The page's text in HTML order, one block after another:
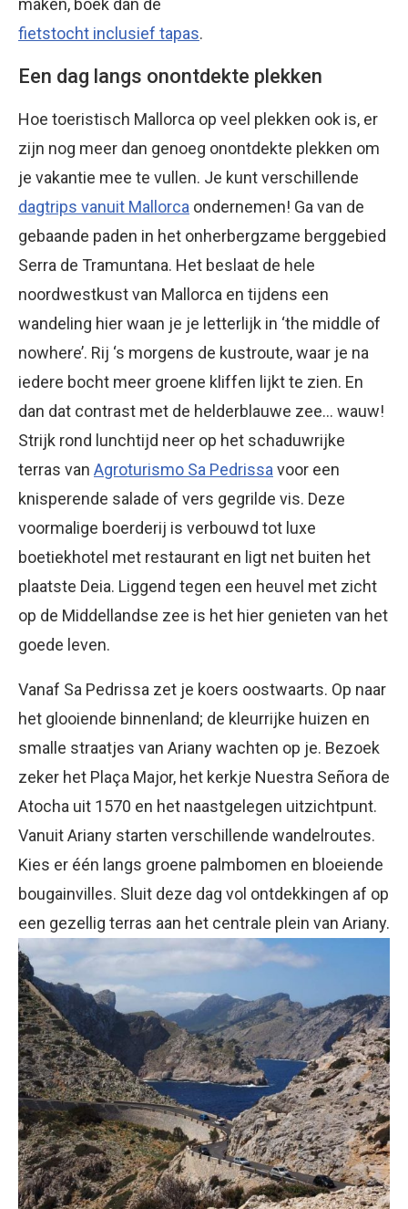
maken, boek dan de
fietstocht inclusief tapas.
Een dag langs onontdekte plekken
Hoe toeristisch Mallorca op veel plekken ook is, er
zijn nog meer dan genoeg onontdekte plekken om
je vakantie mee te vullen. Je kunt verschillende
dagtrips vanuit Mallorca ondernemen! Ga van de
gebaande paden in het onherbergzame berggebied
Serra de Tramuntana. Het beslaat de hele
noordwestkust van Mallorca en tijdens een
wandeling hier waan je je letterlijk in ‘the middle of
nowhere’. Rij ‘s morgens de kustroute, waar je na
iedere bocht meer groene kliffen lijkt te zien. En
dan dat contrast met de helderblauwe zee… wauw!
Strijk rond lunchtijd neer op het schaduwrijke
terras van Agroturismo Sa Pedrissa voor een
knisperende salade of vers gegrilde vis. Deze
voormalige boerderij is verbouwd tot luxe
boetiekhotel met restaurant en ligt net buiten het
plaatste Deia. Liggend tegen een heuvel met zicht
op de Middellandse zee is het hier genieten van het
goede leven.
Vanaf Sa Pedrissa zet je koers oostwaarts. Op naar
het glooiende binnenland; de kleurrijke huizen en
smalle straatjes van Ariany wachten op je. Bezoek
zeker het Plaça Major, het kerkje Nuestra Señora de
Atocha uit 1570 en het naastgelegen uitzichtpunt.
Vanuit Ariany starten verschillende wandelroutes.
Kies er één langs groene palmbomen en bloeiende
bougainvilles. Sluit deze dag vol ontdekkingen af op
een gezellig terras aan het centrale plein van Ariany.